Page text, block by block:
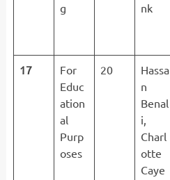
g
nk
17
For
Educ
ation
al
Purp
oses
20
Hassa
n
Benal
i,
Charl
otte
Caye